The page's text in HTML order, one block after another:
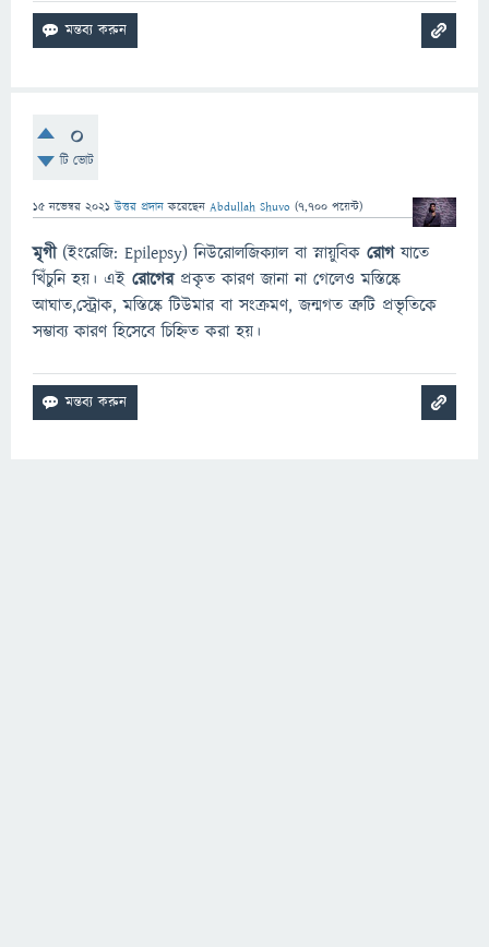
0
টি ভোট
15 নভেম্বর 2021 উত্তর প্রদান করেছেন Abdullah Shuvo (7,700 পয়েন্ট)
মৃগী(ইংরেজি: Epilepsy) নিউরোলজিক্যাল বা স্নায়ুবিক রোগযাতে
খিঁচুনি হয়। এই রোগেরপ্রকৃত কারণ জানা না গেলেও মস্তিষ্কে
আঘাত,স্ট্রোক, মস্তিষ্কে টিউমার বা সংক্রমণ, জন্মগত ত্রুটি প্রভৃতিকে
সম্ভাব্য কারণ হিসেবে চিহ্নিত করা হয়।